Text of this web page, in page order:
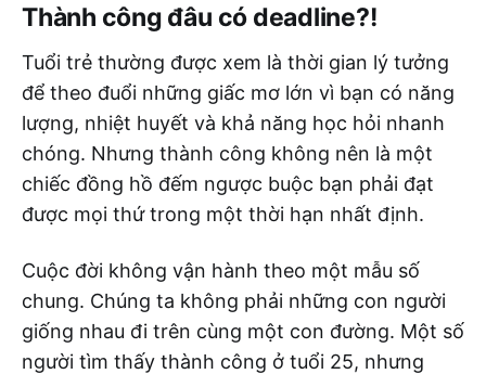
Thành công đâu có deadline?!
Tuổi trẻ thường được xem là thời gian lý tưởng
để theo đuổi những giấc mơ lớn vì bạn có năng
lượng, nhiệt huyết và khả năng học hỏi nhanh
chóng. Nhưng thành công không nên là một
chiếc đồng hồ đếm ngược buộc bạn phải đạt
được mọi thứ trong một thời hạn nhất định.
Cuộc đời không vận hành theo một mẫu số
chung. Chúng ta không phải những con người
giống nhau đi trên cùng một con đường. Một số
người tìm thấy thành công ở tuổi 25, nhưng